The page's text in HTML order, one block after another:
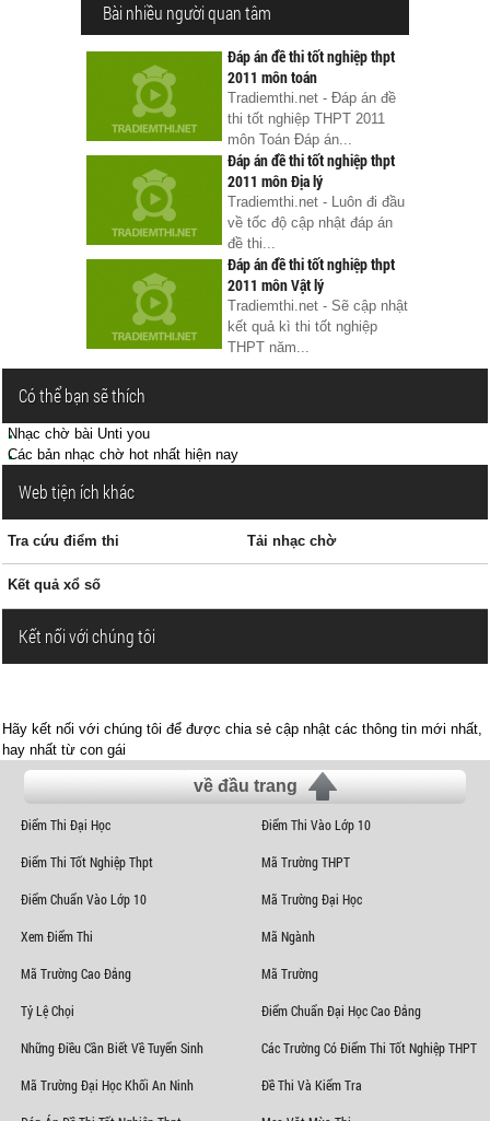
Bài nhiều người quan tâm
Đáp án đề thi tốt nghiệp thpt
2011 môn toán
Tradiemthi.net - Đáp án đề
thi tốt nghiệp THPT 2011
môn Toán Đáp án...
Đáp án đề thi tốt nghiệp thpt
2011 môn Địa lý
Tradiemthi.net - Luôn đi đầu
về tốc độ cập nhật đáp án
đề thi...
Đáp án đề thi tốt nghiệp thpt
2011 môn Vật lý
Tradiemthi.net - Sẽ cập nhật
kết quả kì thi tốt nghiệp
THPT năm...
Có thể bạn sẽ thích
Nhạc chờ bài Unti you
Các bản nhạc chờ hot nhất hiện nay
Web tiện ích khác
Tra cứu điểm thi Tải nhạc chờ
Kết quả xổ số
Kết nối với chúng tôi
Hãy kết nối với chúng tôi để được chia sẻ cập nhật các thông tin mới nhất,
hay nhất từ con gái
về đầu trang
Điểm Thi Đại Học Điểm Thi Vào Lớp 10
Điểm Thi Tốt Nghiệp Thpt Mã Trường THPT
Điểm Chuẩn Vào Lớp 10 Mã Trường Đại Học
Xem Điểm Thi Mã Ngành
Mã Trường Cao Đẳng Mã Trường
Tỷ Lệ Chọi Điểm Chuẩn Đại Học Cao Đẳng
Những Điều Cần Biết Về Tuyển Sinh Các Trường Có Điểm Thi Tốt Nghiệp THPT
Mã Trường Đại Học Khối An Ninh Đề Thi Và Kiểm Tra